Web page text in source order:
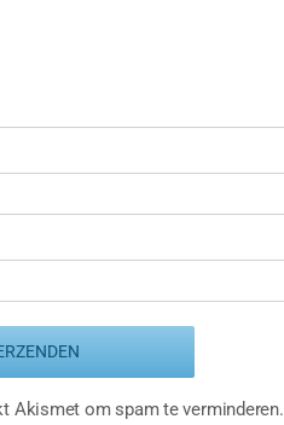
Akismet om spam te verminderen.